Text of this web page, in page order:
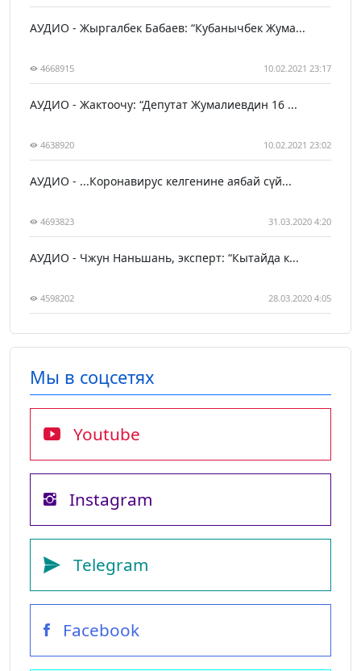
АУДИО - Жыргалбек Бабаев: “Кубанычбек Жума...
4668915 10.02.2021 23:17
АУДИО - Жактоочу: “Депутат Жумалиевдин 16 ...
4638920 10.02.2021 23:02
АУДИО - ...Коронавирус келгенине аябай сүй...
4693823 31.03.2020 4:20
АУДИО - Чжун Наньшань, эксперт: “Кытайда к...
4598202 28.03.2020 4:05
Мы в соцсетях
Youtube
Instagram
Telegram
Facebook